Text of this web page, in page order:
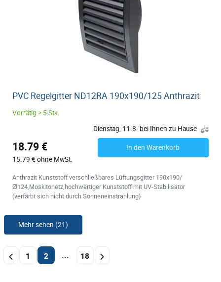
PVC Regelgitter ND12RA 190x190/125 Anthrazit
Vorrätig > 5 Stk.
Dienstag, 11.8. bei Ihnen zu Hause
18.79 €
15.79 € ohne MwSt.
In den Warenkorb
Anthrazit Kunststoff verschließbares Lüftungsgitter 190x190/
Ø124,Moskitonetz,hochwertiger Kunststoff mit UV-Stabilisator
(verfärbt sich nicht durch Sonneneinstrahlung)
Mehr sehen (21)
1 2 ... 18